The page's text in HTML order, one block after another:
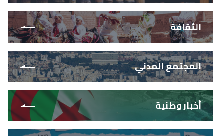
الثقافة
المجتمع المدني
أخبار وطنية